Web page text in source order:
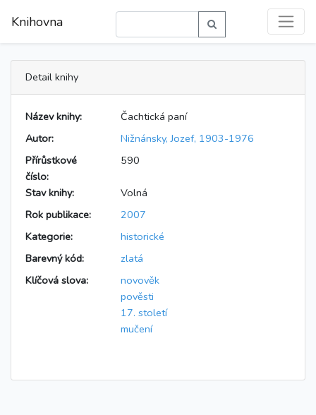
Knihovna
Detail knihy
Název knihy:
Čachtická paní
Autor:
Nižnánsky, Jozef, 1903-1976
Přírůstkové
číslo:
590
Stav knihy:
Volná
Rok publikace:
2007
Kategorie:
historické
Barevný kód:
zlatá
Klíčová slova:
novověk
pověsti
17. století
mučení